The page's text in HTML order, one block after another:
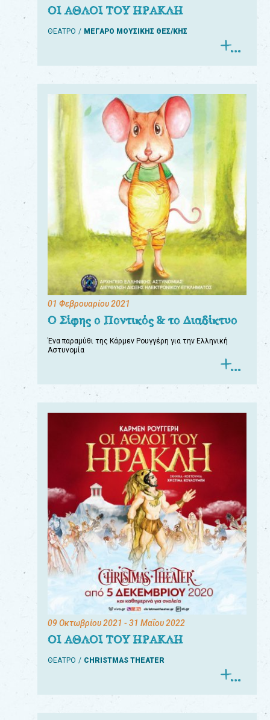
ΟΙ ΑΘΛΟΙ ΤΟΥ ΗΡΑΚΛΗ
ΘΕΑΤΡΟ ΜΕΓΑΡΟ ΜΟΥΣΙΚΗΣ ΘΕΣ/ΚΗΣ
01 Φεβρουαρίου 2021
Ο Σίφης ο Ποντικός & το Διαδίκτυο
Ένα παραμύθι της Κάρμεν Ρουγγέρη για την Ελληνική
Αστυνομία
09 Οκτωβρίου 2021 - 31 Μαΐου 2022
ΟΙ ΑΘΛΟΙ ΤΟΥ ΗΡΑΚΛΗ
ΘΕΑΤΡΟ CHRISTMAS THEATER